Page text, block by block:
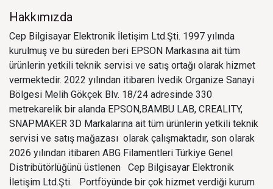
Hakkımızda
Cep Bilgisayar Elektronik İletişim Ltd.Şti. 1997 yılında
kurulmuş ve bu süreden beri EPSON Markasına ait tüm
ürünlerin yetkili teknik servisi ve satış ortağı olarak hizmet
vermektedir. 2022 yılından itibaren İvedik Organize Sanayi
Bölgesi Melih Gökçek Blv. 18/24 adresinde 330
metrekarelik bir alanda EPSON,BAMBU LAB, CREALITY,
SNAPMAKER 3D Markalarına ait tüm ürünlerin yetkili teknik
servisi ve satış mağazası olarak çalışmaktadır, son olarak
2026 yılından itibaren ABG Filamentleri Türkiye Genel
Distribütörlüğünü üstlenen Cep Bilgisayar Elektronik
İletişim Ltd.Şti. Portföyünde bir çok hizmet verdiği kurum